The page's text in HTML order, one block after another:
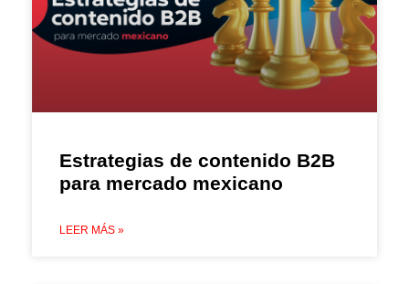
Estrategias de contenido B2B
para mercado mexicano
LEER MÁS »